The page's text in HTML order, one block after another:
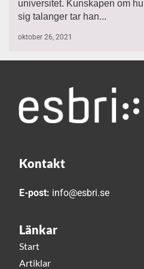
universitet. Kunskapen om
sig talanger tar han...
oktober 26, 2021
Kontakt
E-post: info@esbri.se
Länkar
Start
Artiklar